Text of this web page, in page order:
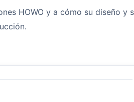
HOWO y a cómo su diseño y